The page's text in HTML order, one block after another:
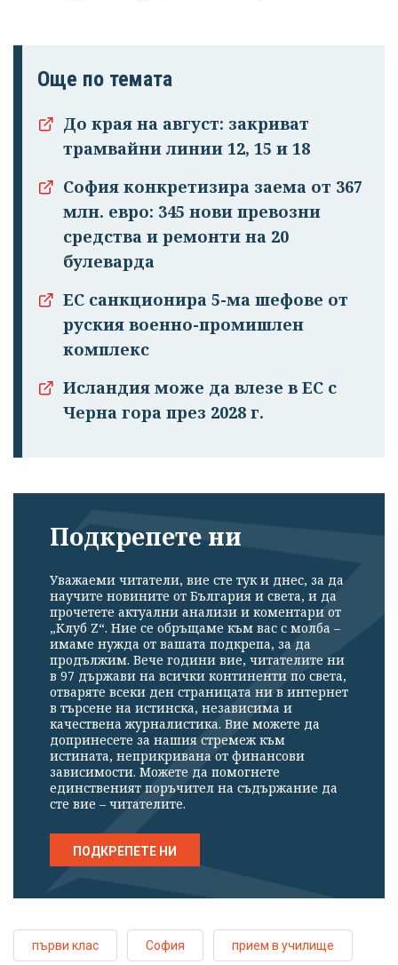
Още по темата
До края на август: закриват
трамвайни линии 12, 15 и 18
София конкретизира заема от 367
млн. евро: 345 нови превозни
средства и ремонти на 20
булеварда
ЕС санкционира 5-ма шефове от
руския военно-промишлен
комплекс
Исландия може да влезе в ЕС с
Черна гора през 2028 г.
Подкрепете ни
Уважаеми читатели, вие сте тук и днес, за да
научите новините от България и света, и да
прочетете актуални анализи и коментари от
„Клуб Z“. Ние се обръщаме към вас с молба –
имаме нужда от вашата подкрепа, за да
продължим. Вече години вие, читателите ни
в 97 държави на всички континенти по света,
отваряте всеки ден страницата ни в интернет
в търсене на истинска, независима и
качествена журналистика. Вие можете да
допринесете за нашия стремеж към
истината, неприкривана от финансови
зависимости. Можете да помогнете
единственият поръчител на съдържание да
сте вие – читателите.
ПОДКРЕПЕТЕ НИ
първи клас София прием в училище